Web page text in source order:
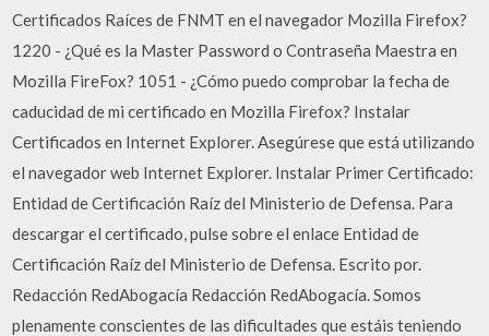
Certificados Raíces de FNMT en el navegador Mozilla Firefox?
1220 - ¿Qué es la Master Password o Contraseña Maestra en
Mozilla FireFox? 1051 - ¿Cómo puedo comprobar la fecha de
caducidad de mi certificado en Mozilla Firefox? Instalar
Certificados en Internet Explorer. Asegúrese que está utilizando
el navegador web Internet Explorer. Instalar Primer Certificado:
Entidad de Certificación Raíz del Ministerio de Defensa. Para
descargar el certificado, pulse sobre el enlace Entidad de
Certificación Raíz del Ministerio de Defensa. Escrito por.
Redacción RedAbogacía Redacción RedAbogacía. Somos
plenamente conscientes de las dificultades que estáis teniendo